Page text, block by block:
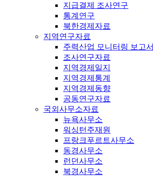
지급결제 조사연구
통계연구
북한경제자료
지역연구자료
주력산업 모니터링 보고서
조사연구자료
지역경제일지
지역경제통계
지역경제동향
공동연구자료
국외사무소자료
뉴욕사무소
워싱턴주재원
프랑크푸르트사무소
동경사무소
런던사무소
북경사무소